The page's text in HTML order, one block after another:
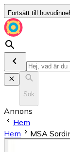
Fortsätt till
Sök
Annons
Hem
Hem
MSA